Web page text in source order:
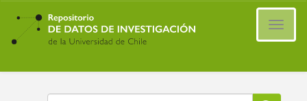
Ir
contenido
principal
Buscar